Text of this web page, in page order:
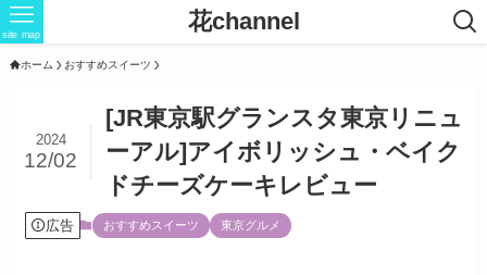
花channel
site map
ホーム おすすめスイーツ
[JR東京駅グランスタ東京リニュ
ーアル]アイボリッシュ・ベイク
ドチーズケーキレビュー
2024
12/02
広告 おすすめスイーツ 東京グルメ